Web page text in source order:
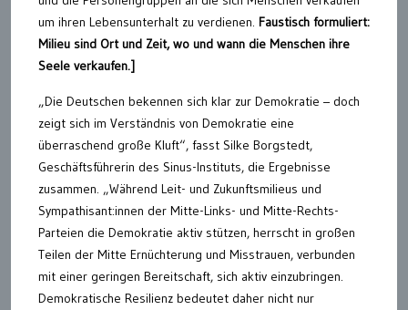
um ihren Lebensunterhalt zu verdienen. Faustisch formuliert:
Milieu sind Ort und Zeit, wo und wann die Menschen ihre
Seele verkaufen.]
„Die Deutschen bekennen sich klar zur Demokratie – doch
zeigt sich im Verständnis von Demokratie eine
überraschend große Kluft“, fasst Silke Borgstedt,
Geschäftsführerin des Sinus-Instituts, die Ergebnisse
zusammen. „Während Leit- und Zukunftsmilieus und
Sympathisant:innen der Mitte-Links- und Mitte-Rechts-
Parteien die Demokratie aktiv stützen, herrscht in großen
Teilen der Mitte Ernüchterung und Misstrauen, verbunden
mit einer geringen Bereitschaft, sich aktiv einzubringen.
Demokratische Resilienz bedeutet daher nicht nur